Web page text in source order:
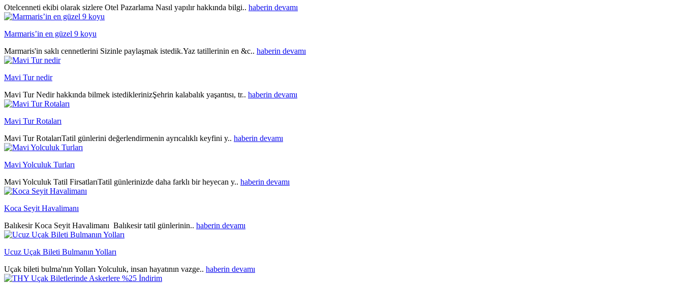
Otelcenneti ekibi olarak sizlere Otel Pazarlama Nasıl yapılır hakkında bilgi.. haberin devamı
Marmaris’in en güzel 9 koyu
Marmaris'in saklı cennetlerini Sizinle paylaşmak istedik.Yaz tatillerinin en &c.. haberin devamı
Mavi Tur nedir
Mavi Tur Nedir hakkında bilmek istediklerinizŞehrin kalabalık yaşantısı, tr.. haberin devamı
Mavi Tur Rotaları
Mavi Tur RotalarıTatil günlerini değerlendirmenin ayrıcalıklı keyfini y.. haberin devamı
Mavi Yolculuk Turları
Mavi Yolculuk Tatil FirsatlarıTatil günlerinizde daha farklı bir heyecan y.. haberin devamı
Koca Seyit Havalimanı
Balıkesir Koca Seyit Havalimanı Balıkesir tatil günlerinin.. haberin devamı
Ucuz Uçak Bileti Bulmanın Yolları
Uçak bileti bulma'nın Yolları Yolculuk, insan hayatının vazge.. haberin devamı